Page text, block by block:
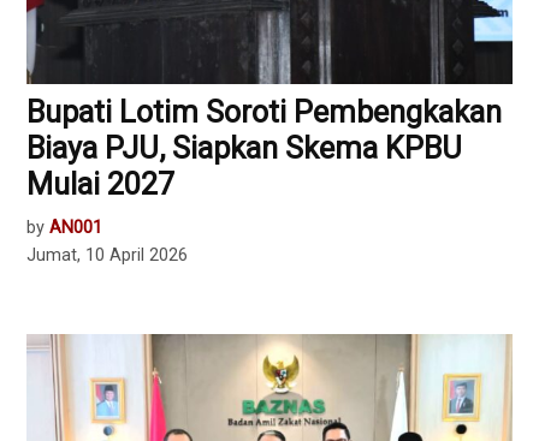
Bupati Lotim Soroti Pembengkakan
Biaya PJU, Siapkan Skema KPBU
Mulai 2027
by AN001
Jumat, 10 April 2026